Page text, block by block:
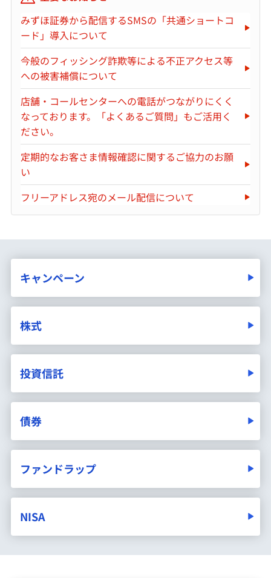
みずほ証券から配信するSMSの「共通ショートコ
ード」導入について
今般のフィッシング詐欺等による不正アクセス等
への被害補償について
店舗・コールセンターへの電話がつながりにくく
なっております。「よくあるご質問」もご活用く
ださい。
定期的なお客さま情報確認に関するご協力のお願
い
フリーアドレス宛のメール配信について
キャンペーン
株式
投資信託
債券
ファンドラップ
NISA